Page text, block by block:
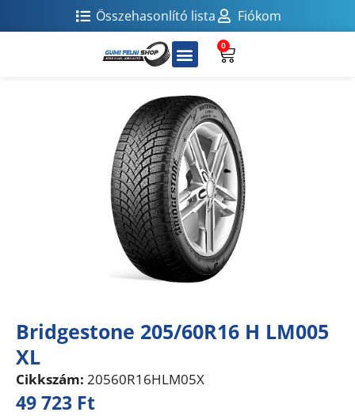
Összehasonlító lista Fiókom
0
Bridgestone 205/60R16 H LM005
XL
Cikkszám: 20560R16HLM05X
49 723 Ft